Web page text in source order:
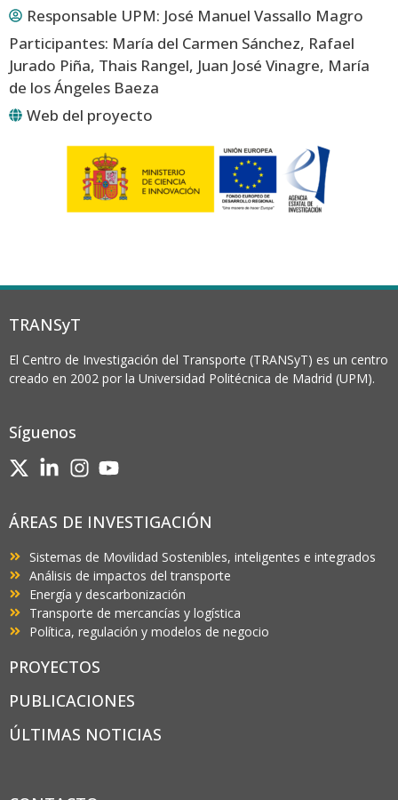
Responsable UPM: José Manuel Vassallo Magro
Participantes: María del Carmen Sánchez, Rafael
Jurado Piña, Thais Rangel, Juan José Vinagre, María
de los Ángeles Baeza
Web del proyecto
TRANSyT
El Centro de Investigación del Transporte (TRANSyT) es un centro
creado en 2002 por la Universidad Politécnica de Madrid (UPM).
Síguenos
ÁREAS DE INVESTIGACIÓN
Sistemas de Movilidad Sostenibles, inteligentes e integrados
Análisis de impactos del transporte
Energía y descarbonización
Transporte de mercancías y logística
Política, regulación y modelos de negocio
PROYECTOS
PUBLICACIONES
ÚLTIMAS NOTICIAS